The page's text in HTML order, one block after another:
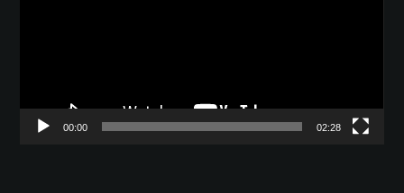
00:00 02:28